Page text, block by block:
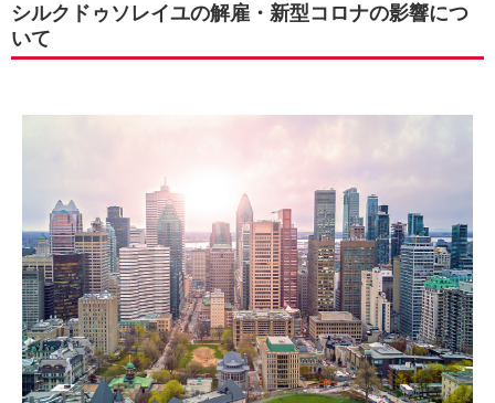
シルクドゥソレイユの解雇・新型コロナの影響につ
いて